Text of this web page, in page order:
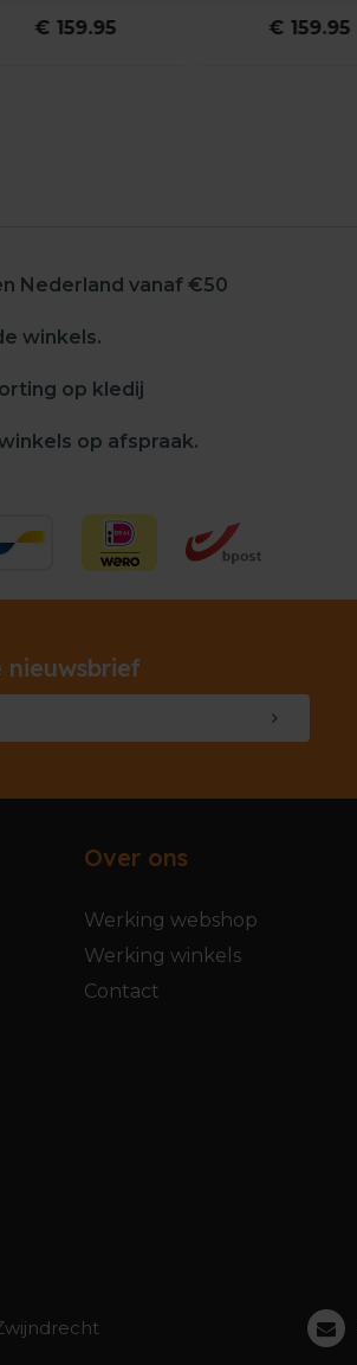
€ 159.95 € 159.95
Nederland vanaf €50
winkels.
op kledij
op afspraak.
nieuwsbrief
Over ons
Werking webshop
Werking winkels
Contact